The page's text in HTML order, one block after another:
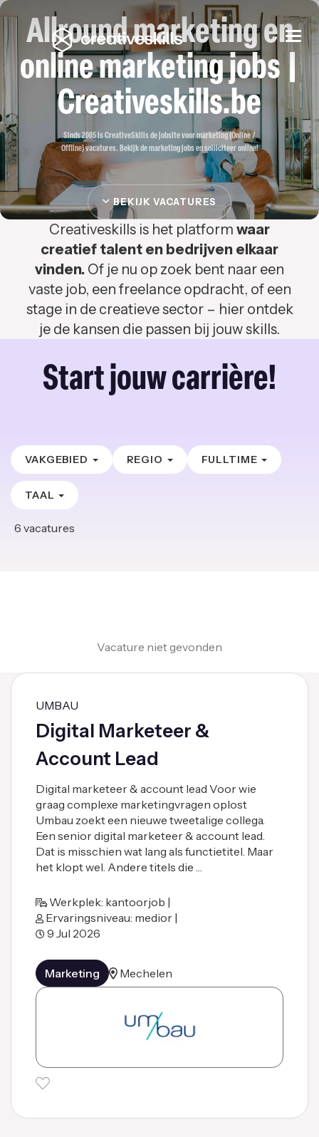
Allround marketing en
online marketing jobs |
Creativeskills.be
Sinds 2005 is CreativeSkills de jobsite voor marketing (Online /
Offline) vacatures. Bekijk de marketing jobs en solliciteer online!
BEKIJK VACATURES
Creativeskills is het platform waar
creatief talent en bedrijven elkaar
vinden. Of je nu op zoek bent naar een
vaste job, een freelance opdracht, of een
stage in de creatieve sector – hier ontdek
je de kansen die passen bij jouw skills.
Start jouw carrière!
VAKGEBIED REGIO FULLTIME
TAAL
6 vacatures
Vacature niet gevonden
UMBAU
Digital Marketeer &
Account Lead
Digital marketeer & account lead Voor wie
graag complexe marketingvragen oplost
Umbau zoekt een nieuwe tweetalige collega.
Een senior digital marketeer & account lead.
Dat is misschien wat lang als functietitel. Maar
het klopt wel. Andere titels die …
Werkplek: kantoorjob |
Ervaringsniveau: medior |
9 Jul 2026
Marketing Mechelen